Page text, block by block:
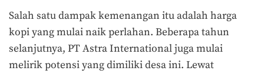
Salah satu dampak kemenangan itu adalah harga
kopi yang mulai naik perlahan. Beberapa tahun
selanjutnya, PT Astra International juga mulai
melirik potensi yang dimiliki desa ini. Lewat